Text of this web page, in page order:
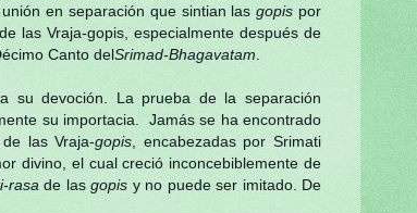
en separación que sintian lasgopis por
las Vraja-gopis, especialmente después de
Canto delSrimad-Bhagavatam
su devoción. La prueba de la separación
su importacia. Jamás se ha encontrado
las Vraja-gopis , encabezadas por Srimati
divino, el cual creció inconcebiblemente de
rasa de lasgopis y no puede ser imitado. De